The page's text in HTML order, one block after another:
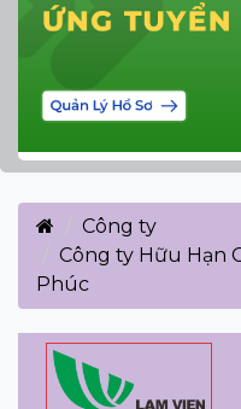
Công ty
Công ty Hữu Hạn
Phúc